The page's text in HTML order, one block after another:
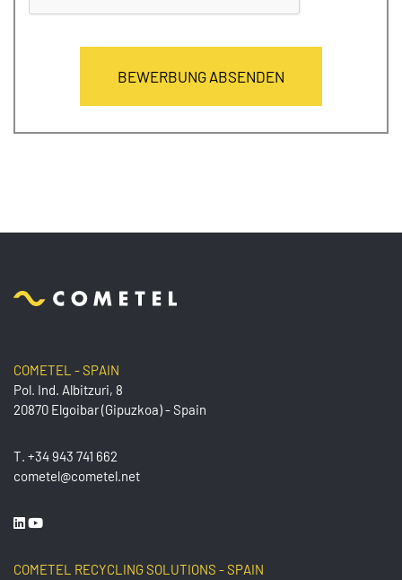
BEWERBUNG ABSENDEN
COMETEL - SPAIN
Pol. Ind. Albitzuri, 8
20870 Elgoibar (Gipuzkoa) - Spain
T. +34 943 741 662
cometel@cometel.net
COMETEL RECYCLING SOLUTIONS - SPAIN